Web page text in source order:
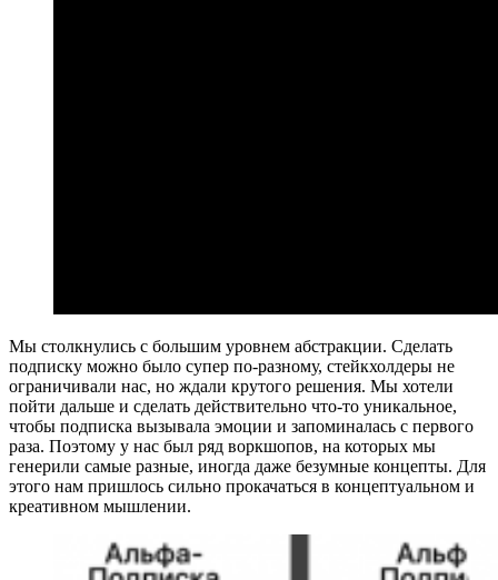
Мы столкнулись с большим уровнем абстракции. Сделать
подписку можно было супер по-разному, стейкхолдеры не
ограничивали нас, но ждали крутого решения. Мы хотели
пойти дальше и сделать действительно что-то уникальное,
чтобы подписка вызывала эмоции и запоминалась с первого
раза. Поэтому у нас был ряд воркшопов, на которых мы
генерили самые разные, иногда даже безумные концепты. Для
этого нам пришлось сильно прокачаться в концептуальном и
креативном мышлении.